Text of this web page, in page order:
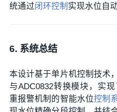
统通过闭环控制 实现水位自
6. 系统总结
本设计基于单片机控制技术
与ADC0832转换模块，实
重报警机制的智能水位控制